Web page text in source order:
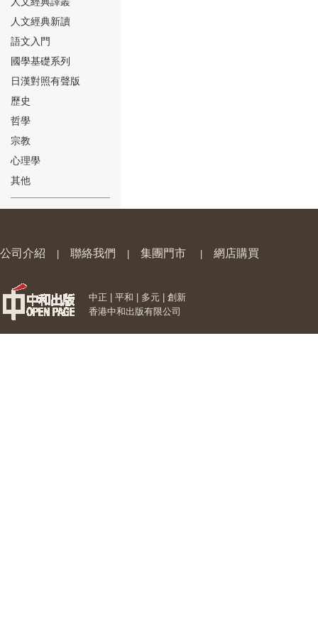
⑱
⑳
人文經典新讀
語文入門
國學基礎系列
日漢對照有聲版
歷史
哲學
宗教
心理學
其他
公司介紹 聯絡我們 集團門市 網店購買
中正 | 平和 | 多元 | 創新
香港中和出版有限公司